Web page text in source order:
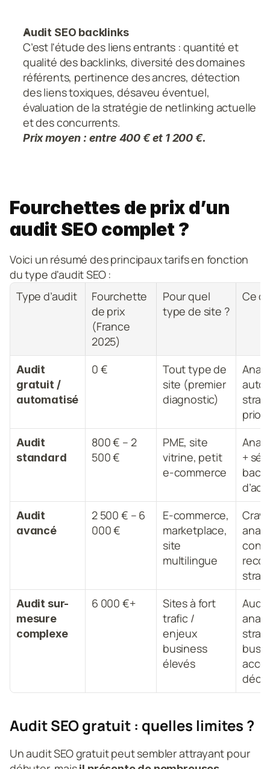
Audit SEO backlinks
C’est l'étude des liens entrants : quantité et
qualité des backlinks, diversité des domaines
référents, pertinence des ancres, détection
des liens toxiques, désaveu éventuel,
évaluation de la stratégie de netlinking actuelle
et des concurrents.
Prix moyen : entre 400 € et 1 200 €.
Fourchettes de prix d’un
audit SEO complet ?
Voici un résumé des principaux tarifs en fonction
du type d'audit SEO :
Type d’audit
Fourchette
de prix
(France
2025)
Pour quel
type de site ?
Ce
Audit
gratuit /
automatisé
0 €
Tout type de
site (premier
diagnostic)
Audit
standard
800 € – 2
500 €
PME, site
vitrine, petit
e-commerce
+
Audit
avancé
2 500 € – 6
000 €
E-commerce,
marketplace,
site
multilingue
Audit sur-
mesure
complexe
6 000 €+
Sites à fort
trafic /
enjeux
business
élevés
Audit SEO gratuit : quelles limites ?
Un audit SEO gratuit peut sembler attrayant pour